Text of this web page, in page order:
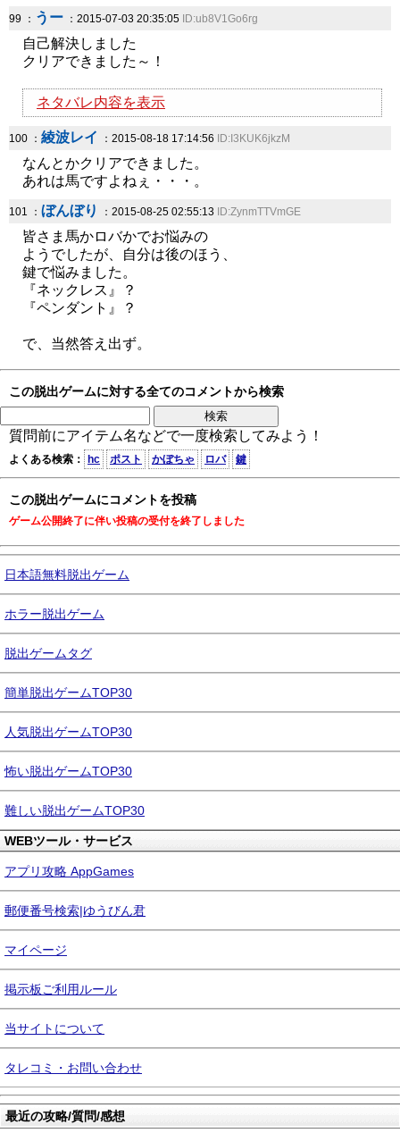
99 ： うー ：2015-07-03 20:35:05 ID:ub8V1Go6rg
自己解決しました
クリアできました～！
ネタバレ内容を表示
100 ： 綾波レイ ：2015-08-18 17:14:56 ID:I3KUK6jkzM
なんとかクリアできました。
あれは馬ですよねぇ・・・。
101 ： ぼんぼり ：2015-08-25 02:55:13 ID:ZynmTTVmGE
皆さま馬かロバかでお悩みの
ようでしたが、自分は後のほう、
鍵で悩みました。
『ネックレス』？
『ペンダント』？
で、当然答え出ず。
この脱出ゲームに対する全てのコメントから検索
質問前にアイテム名などで一度検索してみよう！
よくある検索： hc ポスト かぼちゃ ロバ 鍵
この脱出ゲームにコメントを投稿
ゲーム公開終了に伴い投稿の受付を終了しました
日本語無料脱出ゲーム
ホラー脱出ゲーム
脱出ゲームタグ
簡単脱出ゲームTOP30
人気脱出ゲームTOP30
怖い脱出ゲームTOP30
難しい脱出ゲームTOP30
WEBツール・サービス
アプリ攻略 AppGames
郵便番号検索|ゆうびん君
マイページ
掲示板ご利用ルール
当サイトについて
タレコミ・お問い合わせ
最近の攻略/質問/感想